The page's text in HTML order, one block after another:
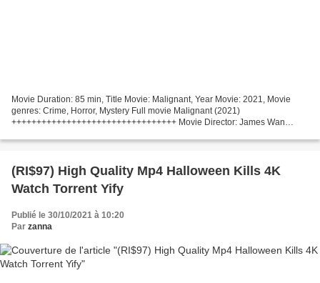
Movie Duration: 85 min, Title Movie: Malignant, Year Movie: 2021, Movie
genres: Crime, Horror, Mystery Full movie Malignant (2021)
+++++++++++++++++++++++++++++++++ Movie Director: James Wan
(RI$97) High Quality Mp4 Halloween Kills 4K
Watch Torrent Yify
Publié le 30/10/2021 à 10:20
Par zanna